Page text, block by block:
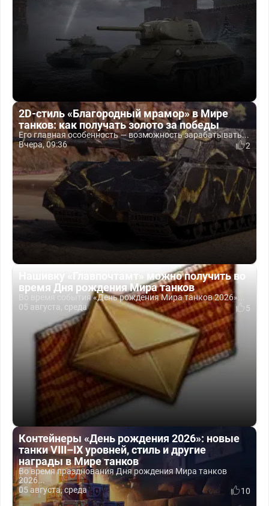
2D-стиль «Благородный мрамор» в Мире
танков: как получать золото за победы
Его главная особенность — возможность зарабатывать...
Вчера, 09:36
2
Нашивку «Главпочтамт» можно получить во
время Дня рождения Мира танков
Во время события «День рождения Мира танков 2026»...
05 августа, среда
5
Контейнеры «День рождения 2026»: новые
танки VIII–IX уровней, стиль и другие
награды в Мире танков
Во время празднования Дня рождения Мира танков
2026...
05 августа, среда
10